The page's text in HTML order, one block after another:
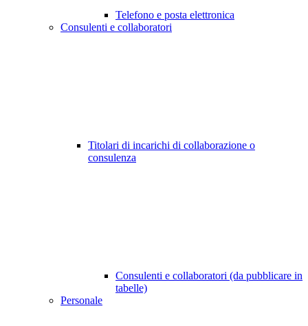
Telefono e posta elettronica
Consulenti e collaboratori
Titolari di incarichi di collaborazione o
consulenza
Consulenti e collaboratori (da pubblicare in
tabelle)
Personale